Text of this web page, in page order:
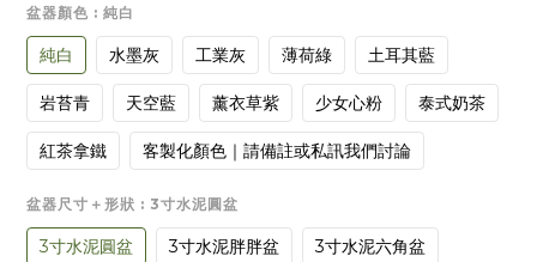
盆器顏色 : 純白
純白 水墨灰 工業灰 薄荷綠 土耳其藍
岩苔青 天空藍 薰衣草紫 少女心粉 泰式奶茶
紅茶拿鐵 客製化顏色｜請備註或私訊我們討論
盆器尺寸＋形狀 : 3寸水泥圓盆
3寸水泥圓盆 3寸水泥胖胖盆 3寸水泥六角盆